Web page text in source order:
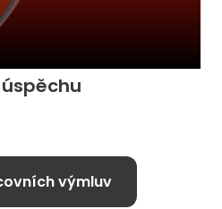
výmluv